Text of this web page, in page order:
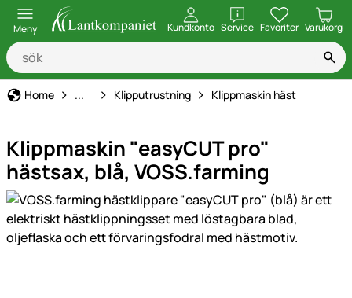
Meny Kundkonto ServiceöppnaFavoriter Varukorg
Home Maskiner, verktyg & teknik
... Klipputrustning Klippmaskin häst
Klippmaskin "easyCUT pro"
hästsax, blå, VOSS.farming
Produktgaleri